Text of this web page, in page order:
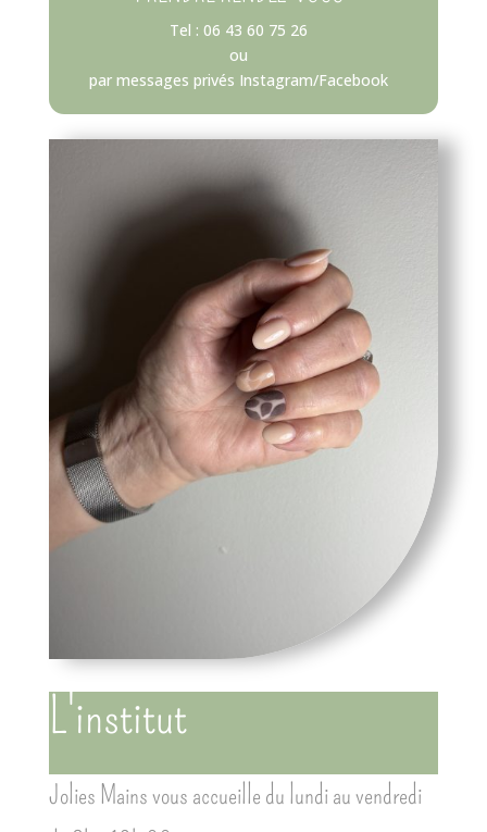
Tel : 06 43 60 75 26
ou
par messages privés Instagram/Facebook
L'institut
Jolies Mains vous accueille du lundi au vendredi